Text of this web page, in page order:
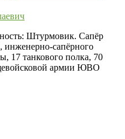
Штурмовик. Сапёр
инженерно-сапёрного
17 танкового полка, 70
армии ЮВО